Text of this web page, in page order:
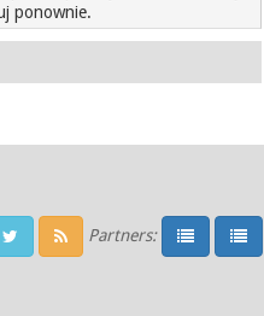
ponownie.
Partners: